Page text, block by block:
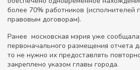
более 70% работников (исполнителей
правовым договорам).
Ранее московская мэрия уже
первоначального размещения отчета
то не нужно их предоставлять
закреплено указом главы города.